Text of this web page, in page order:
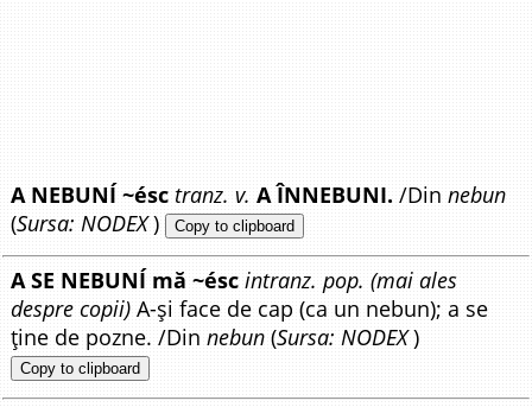
A NEBUNÍ ~ésc tranz. v.A ÎNNEBUNI. /Dinnebun
(Sursa: NODEX) Copy to clipboard
A SE NEBUNÍ mă ~ésc intranz. pop. (mai ales
despre copii) A-și face de cap (ca un nebun); a se
ține de pozne. /Dinnebun (Sursa: NODEX)
Copy to clipboard